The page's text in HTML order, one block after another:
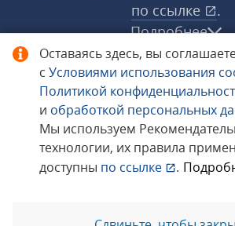
Оставаясь здесь, вы
с Условиями использования
Политикой
и обработкой персональных
Мы используем
технологии, их правила
доступны по ссылке .
по ссылке
.
Подробнее
© 1998−2026 «1С‑Рарус» ®.
защищены.
Сообщить об